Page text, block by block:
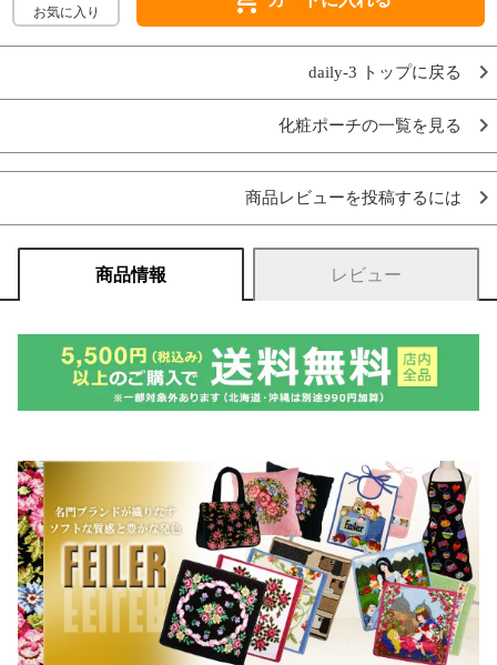
お気に入り
daily-3 トップに戻る
化粧ポーチの一覧を見る
商品レビューを投稿するには
商品情報 レビュー